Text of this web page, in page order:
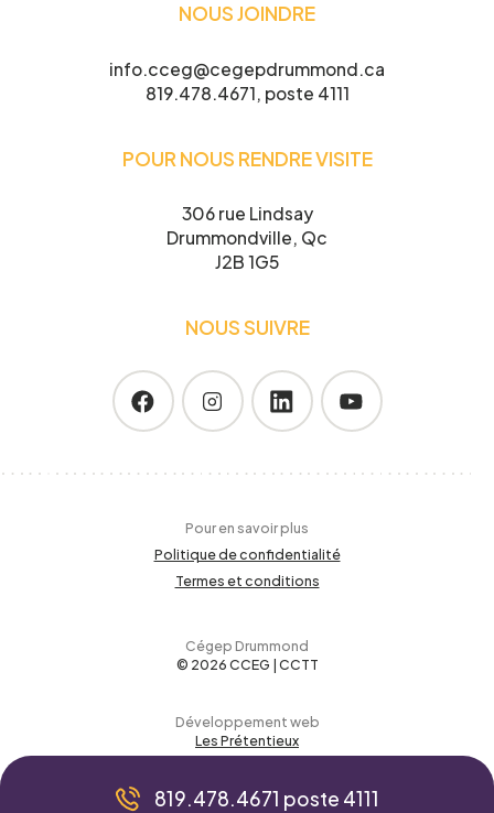
NOUS JOINDRE
info.cceg@cegepdrummond.ca
819.478.4671, poste 4111
POUR NOUS RENDRE VISITE
306 rue Lindsay
Drummondville, Qc
J2B 1G5
NOUS SUIVRE
Pour en savoir plus
Politique de confidentialité
Termes et conditions
Cégep Drummond
© 2026 CCEG | CCTT
Développement web
Les Prétentieux
819.478.4671 poste 4111